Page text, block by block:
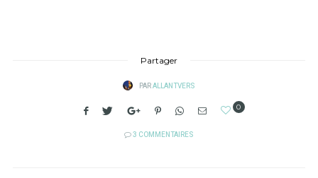
Partager
PARALLANTVERS
0
3 COMMENTAIRES